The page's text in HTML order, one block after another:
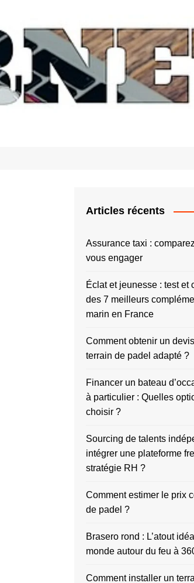
Articles récents
Assurance taxi :
vous engager
Éclat et jeunesse : test et
des 7 meilleurs
marin en France
Comment obtenir un
terrain de padel adapté ?
Financer un bateau
à particulier : Quelles
choisir ?
Sourcing de talents
intégrer une plateforme
stratégie RH ?
Comment estimer le prix
de padel ?
Brasero rond : L’atout
monde autour du feu à
Comment installer un